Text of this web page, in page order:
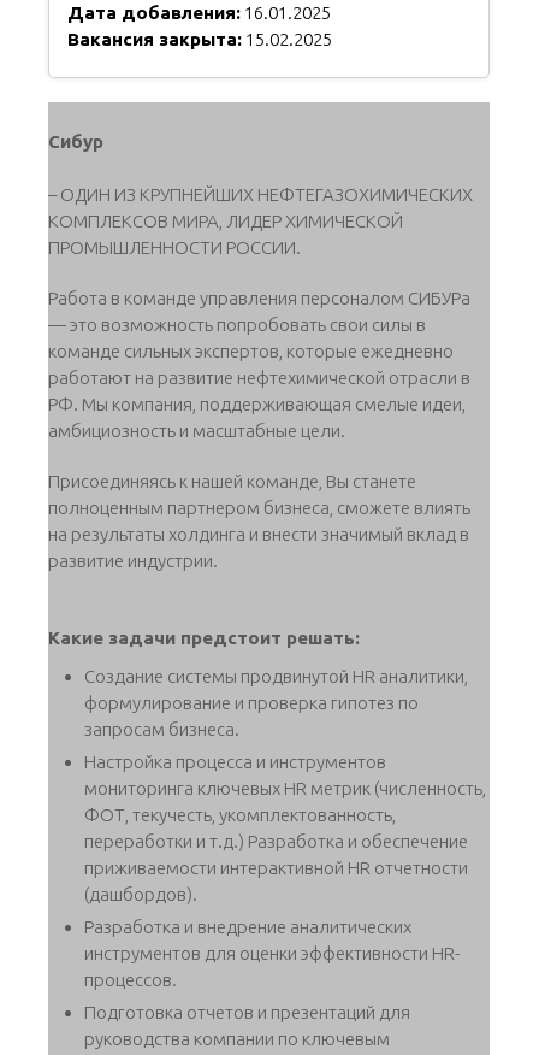
Дата добавления: 16.01.2025
Вакансия закрыта: 15.02.2025
Сибур
– ОДИН ИЗ КРУПНЕЙШИХ НЕФТЕГАЗОХИМИЧЕСКИХ
КОМПЛЕКСОВ МИРА, ЛИДЕР ХИМИЧЕСКОЙ
ПРОМЫШЛЕННОСТИ РОССИИ.
Работа в команде управления персоналом СИБУРа
— это возможность попробовать свои силы в
команде сильных экспертов, которые ежедневно
работают на развитие нефтехимической отрасли в
РФ. Мы компания, поддерживающая смелые идеи,
амбициозность и масштабные цели.
Присоединяясь к нашей команде, Вы станете
полноценным партнером бизнеса, сможете влиять
на результаты холдинга и внести значимый вклад в
развитие индустрии.
Какие задачи предстоит решать:
Создание системы продвинутой HR аналитики,
формулирование и проверка гипотез по
запросам бизнеса.
Настройка процесса и инструментов
мониторинга ключевых HR метрик (численность,
ФОТ, текучесть, укомплектованность,
переработки и т.д.) Разработка и обеспечение
приживаемости интерактивной HR отчетности
(дашбордов).
Разработка и внедрение аналитических
инструментов для оценки эффективности HR-
процессов.
Подготовка отчетов и презентаций для
руководства компании по ключевым